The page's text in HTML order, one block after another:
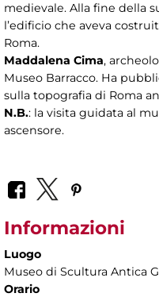
medievale. Alla fine della
l’edificio che aveva
Roma.
Maddalena Cima,
Museo Barracco. Ha
sulla topografia di Roma
N.B.: la visita guidata al
ascensore.
Informazioni
Luogo
Museo di Scultura Antica
Orario